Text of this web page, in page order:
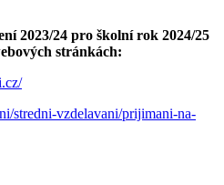
2023/24 pro školní rok 2024/25
stránkách:
stredni-vzdelavani/prijimani-na-